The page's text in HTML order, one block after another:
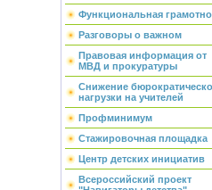
Функциональная
Разговоры о важном
Правовая информация от
МВД и прокуратуры
Снижение
нагрузки на учителей
Профминимум
Стажировочная площадка
Центр детских инициатив
Всероссийский проект